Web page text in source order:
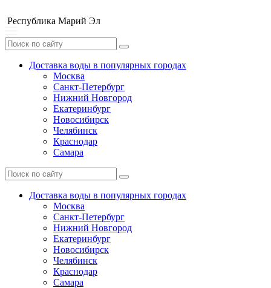
Республика Марий Эл
Доставка воды в популярных городах
Москва
Санкт-Петербург
Нижний Новгород
Екатеринбург
Новосибирск
Челябинск
Краснодар
Самара
Доставка воды в популярных городах
Москва
Санкт-Петербург
Нижний Новгород
Екатеринбург
Новосибирск
Челябинск
Краснодар
Самара